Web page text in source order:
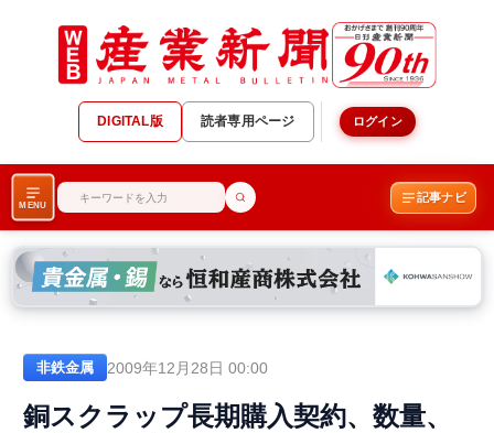
DIGITAL版 読者専用ページ ログイン
MENU
記事ナビ
非鉄金属 2009年12月28日 00:00
銅スクラップ長期購入契約、数量、